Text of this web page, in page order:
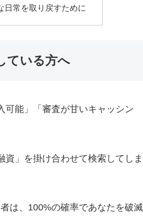
日常を取り戻すために
ている方へ
可能」「審査が甘いキャッシン
」を掛け合わせて検索してしま
は、100%の確率であなたを破滅